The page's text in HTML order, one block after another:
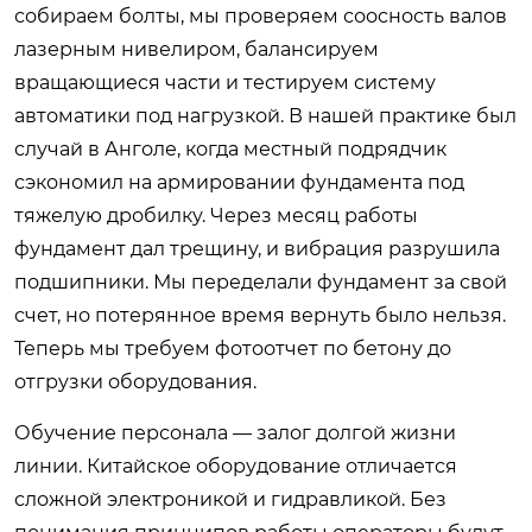
собираем болты, мы проверяем соосность валов
лазерным нивелиром, балансируем
вращающиеся части и тестируем систему
автоматики под нагрузкой. В нашей практике был
случай в Анголе, когда местный подрядчик
сэкономил на армировании фундамента под
тяжелую дробилку. Через месяц работы
фундамент дал трещину, и вибрация разрушила
подшипники. Мы переделали фундамент за свой
счет, но потерянное время вернуть было нельзя.
Теперь мы требуем фотоотчет по бетону до
отгрузки оборудования.
Обучение персонала — залог долгой жизни
линии. Китайское оборудование отличается
сложной электроникой и гидравликой. Без